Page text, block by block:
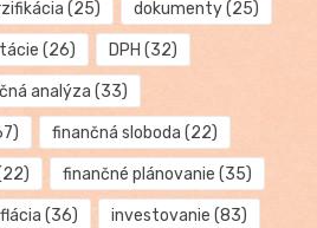
(25) dokumenty(25)
(26) DPH (32)
analýza (33)
finančná sloboda (22)
finančné plánovanie (35)
(36) investovanie (83)